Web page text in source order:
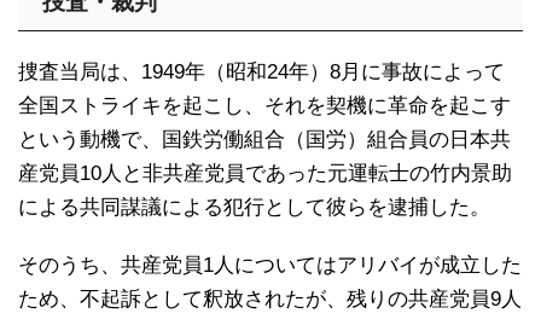
捜査当局は、1949年（昭和24年）8月に事故によって
全国ストライキを起こし、それを契機に革命を起こす
という動機で、国鉄労働組合（国労）組合員の日本共
産党員10人と非共産党員であった元運転士の竹内景助
による共同謀議による犯行として彼らを逮捕した。
そのうち、共産党員1人についてはアリバイが成立した
ため、不起訴として釈放されたが、残りの共産党員9人